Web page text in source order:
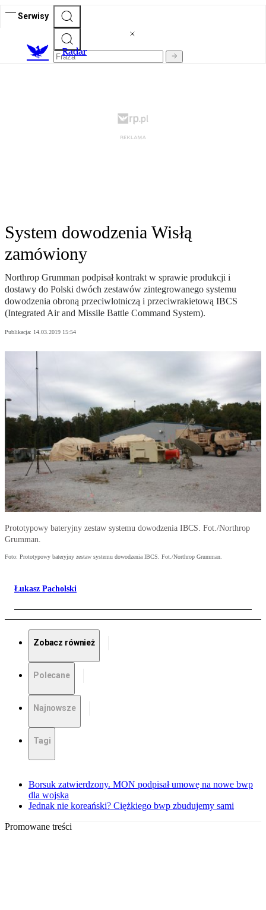
Serwisy
Radar
System dowodzenia Wisłą
zamówiony
Northrop Grumman podpisał kontrakt w sprawie produkcji i
dostawy do Polski dwóch zestawów zintegrowanego systemu
dowodzenia obroną przeciwlotniczą i przeciwrakietową IBCS
(Integrated Air and Missile Battle Command System).
Publikacja: 14.03.2019 15:54
Prototypowy bateryjny zestaw systemu dowodzenia IBCS. Fot./Northrop
Grumman.
Foto: Prototypowy bateryjny zestaw systemu dowodzenia IBCS. Fot./Northrop Grumman.
Łukasz Pacholski
Zobacz również
Polecane
Najnowsze
Tagi
Borsuk zatwierdzony. MON podpisał umowę na nowe bwp
dla wojska
Jednak nie koreański? Ciężkiego bwp zbudujemy sami
Promowane treści